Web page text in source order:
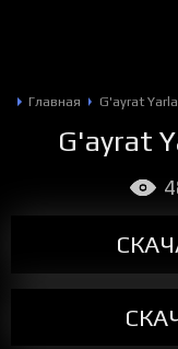
Главная G'ayrat
G'ayrat